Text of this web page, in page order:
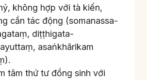
không hợp với tà kiến,
cần tác động (somanassa-
diṭṭhigata-
asaṅkhārikam
tâm thứ tư đồng sinh với